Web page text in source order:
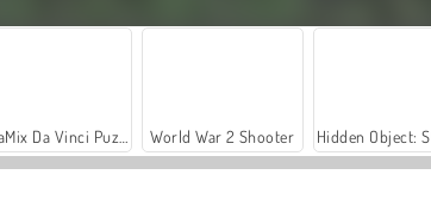
World War 2 Shooter